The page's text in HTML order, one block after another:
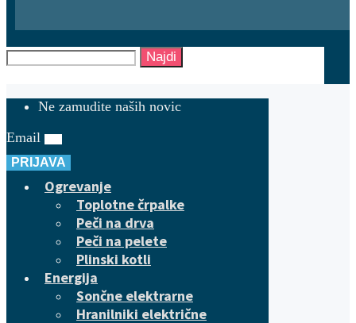
Najdi
Ne zamudite naših novic
Email
PRIJAVA
Ogrevanje
Toplotne črpalke
Peči na drva
Peči na pelete
Plinski kotli
Energija
Sončne elektrarne
Hranilniki električne